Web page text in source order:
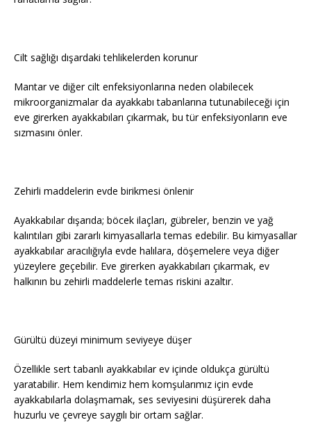
Cilt sağlığı dışardaki tehlikelerden korunur
Mantar ve diğer cilt enfeksiyonlarına neden olabilecek
mikroorganizmalar da ayakkabı tabanlarına tutunabileceği için
eve girerken ayakkabıları çıkarmak, bu tür enfeksiyonların eve
sızmasını önler.
Zehirli maddelerin evde birikmesi önlenir
Ayakkabılar dışarıda; böcek ilaçları, gübreler, benzin ve yağ
kalıntıları gibi zararlı kimyasallarla temas edebilir. Bu kimyasallar
ayakkabılar aracılığıyla evde halılara, döşemelere veya diğer
yüzeylere geçebilir. Eve girerken ayakkabıları çıkarmak, ev
halkının bu zehirli maddelerle temas riskini azaltır.
Gürültü düzeyi minimum seviyeye düşer
Özellikle sert tabanlı ayakkabılar ev içinde oldukça gürültü
yaratabilir. Hem kendimiz hem komşularımız için evde
ayakkabılarla dolaşmamak, ses seviyesini düşürerek daha
huzurlu ve çevreye saygılı bir ortam sağlar.